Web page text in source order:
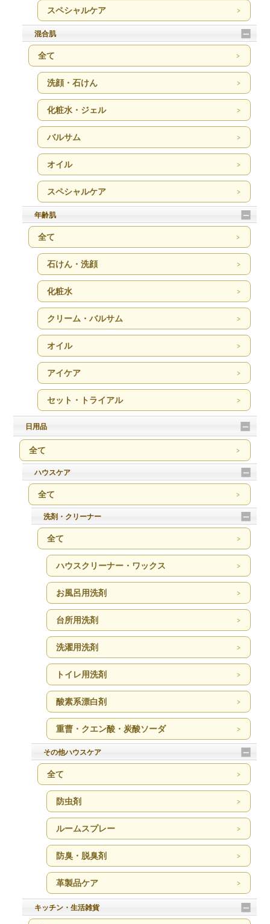
スペシャルケア
混合肌
全て
洗顔・石けん
化粧水・ジェル
バルサム
オイル
スペシャルケア
年齢肌
全て
石けん・洗顔
化粧水
クリーム・バルサム
オイル
アイケア
セット・トライアル
日用品
全て
ハウスケア
全て
洗剤・クリーナー
全て
ハウスクリーナー・ワックス
お風呂用洗剤
台所用洗剤
洗濯用洗剤
トイレ用洗剤
酸素系漂白剤
重曹・クエン酸・炭酸ソーダ
その他ハウスケア
全て
防虫剤
ルームスプレー
防臭・脱臭剤
革製品ケア
キッチン・生活雑貨